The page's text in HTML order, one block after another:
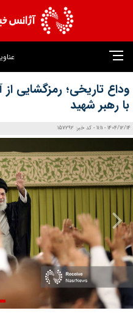
وداع تاریخی؛ رمزگشایی از
با رهبر شهید
1404/12/14 - 11:11 - کد خبر: 157292